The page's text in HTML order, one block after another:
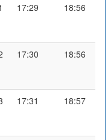
17:29 18:56
17:30 18:56
17:31 18:57